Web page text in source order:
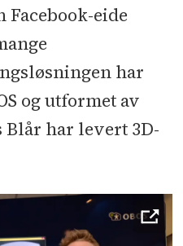
Facebook-eide
har
og utformet av
Blår har levert 3D-